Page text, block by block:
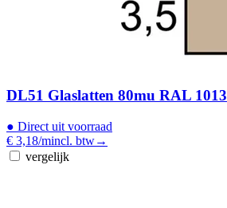
DL51 Glaslatten 80mu RAL 1013
● Direct uit voorraad
€ 3,18/mincl. btw→
vergelijk